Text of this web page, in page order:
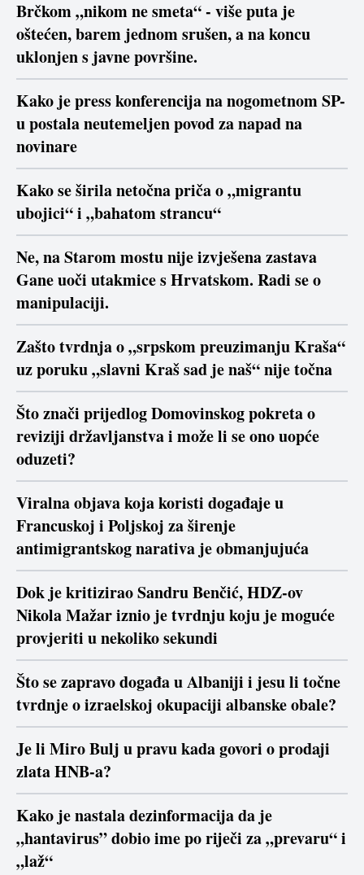
Brčkom „nikom ne smeta“ - više puta je
oštećen, barem jednom srušen, a na koncu
uklonjen s javne površine.
Kako je press konferencija na nogometnom SP-
u postala neutemeljen povod za napad na
novinare
Kako se širila netočna priča o „migrantu
ubojici“ i „bahatom strancu“
Ne, na Starom mostu nije izvješena zastava
Gane uoči utakmice s Hrvatskom. Radi se o
manipulaciji.
Zašto tvrdnja o „srpskom preuzimanju Kraša“
uz poruku „slavni Kraš sad je naš“ nije točna
Što znači prijedlog Domovinskog pokreta o
reviziji državljanstva i može li se ono uopće
oduzeti?
Viralna objava koja koristi događaje u
Francuskoj i Poljskoj za širenje
antimigrantskog narativa je obmanjujuća
Dok je kritizirao Sandru Benčić, HDZ-ov
Nikola Mažar iznio je tvrdnju koju je moguće
provjeriti u nekoliko sekundi
Što se zapravo događa u Albaniji i jesu li točne
tvrdnje o izraelskoj okupaciji albanske obale?
Je li Miro Bulj u pravu kada govori o prodaji
zlata HNB-a?
Kako je nastala dezinformacija da je
„hantavirus” dobio ime po riječi za „prevaru“ i
„laž“